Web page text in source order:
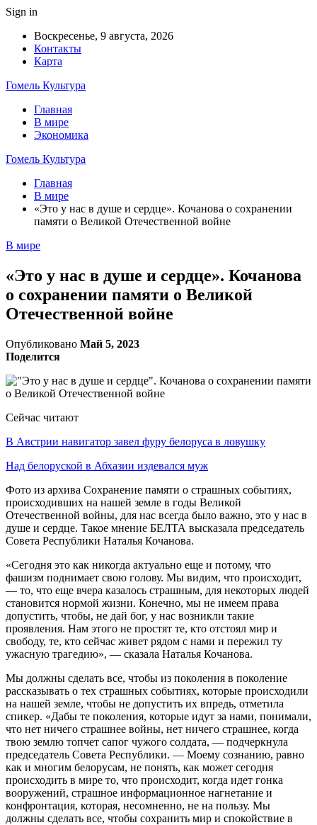
Sign in
Воскресенье, 9 августа, 2026
Контакты
Карта
Гомель Культура
Главная
В мире
Экономика
Гомель Культура
Главная
В мире
«Это у нас в душе и сердце». Кочанова о сохранении
памяти о Великой Отечественной войне
В мире
«Это у нас в душе и сердце». Кочанова
о сохранении памяти о Великой
Отечественной войне
Опубликовано Май 5, 2023
Поделится
Сейчас читают
В Австрии навигатор завел фуру белоруса в ловушку
Над белоруской в Абхазии издевался муж
Фото из архива Сохранение памяти о страшных событиях,
происходивших на нашей земле в годы Великой
Отечественной войны, для нас всегда было важно, это у нас в
душе и сердце. Такое мнение БЕЛТА высказала председатель
Совета Республики Наталья Кочанова.
«Сегодня это как никогда актуально еще и потому, что
фашизм поднимает свою голову. Мы видим, что происходит,
— то, что еще вчера казалось страшным, для некоторых людей
становится нормой жизни. Конечно, мы не имеем права
допустить, чтобы, не дай бог, у нас возникли такие
проявления. Нам этого не простят те, кто отстоял мир и
свободу, те, кто сейчас живет рядом с нами и пережил ту
ужасную трагедию», — сказала Наталья Кочанова.
Мы должны сделать все, чтобы из поколения в поколение
рассказывать о тех страшных событиях, которые происходили
на нашей земле, чтобы не допустить их впредь, отметила
спикер. «Дабы те поколения, которые идут за нами, понимали,
что нет ничего страшнее войны, нет ничего страшнее, когда
твою землю топчет сапог чужого солдата, — подчеркнула
председатель Совета Республики. — Моему сознанию, равно
как и многим белорусам, не понять, как может сегодня
происходить в мире то, что происходит, когда идет гонка
вооружений, страшное информационное нагнетание и
конфронтация, которая, несомненно, не на пользу. Мы
должны сделать все, чтобы сохранить мир и спокойствие в